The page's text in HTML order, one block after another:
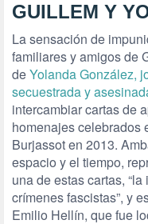
GUILLEM Y
La sensación de
familiares y amigos de
deYolanda González,
secuestrada y
intercambiar cartas de
homenajes celebrados
Burjassot en 2013.
espacio y el tiempo,
una de estas cartas,
crímenes fascistas”, y
Emilio Hellín, que fue